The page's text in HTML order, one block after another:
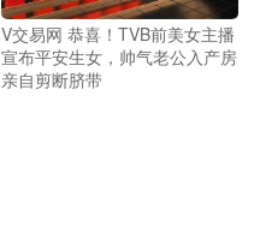
V交易网 恭喜！TVB前美女主播
宣布平安生女，帅气老公入产房
亲自剪断脐带